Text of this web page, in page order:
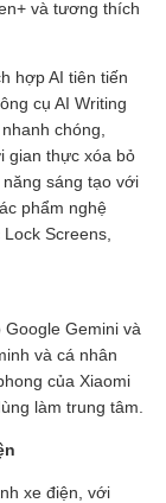
và tương thích
hợp AI tiên tiến
cụ AI Writing
chóng,
gian thực xóa bỏ
sáng tạo với
phẩm nghệ
Screens,
Gemini và
và cá nhân
của Xiaomi
làm trung tâm.
xe điện, với